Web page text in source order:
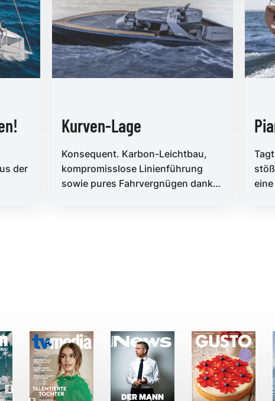
der
Kurven-Lage
Konsequent. Karbon-Leichtbau,
kompromisslose Linienführung
sowie pures Fahrvergnügen dank